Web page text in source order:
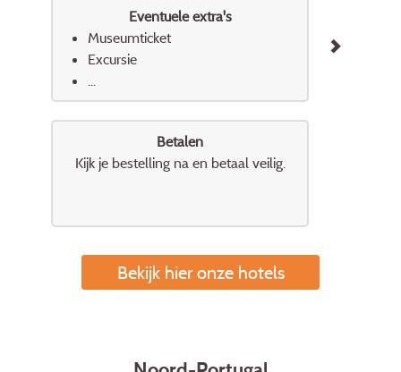
Eventuele extra's
Museumticket
Excursie
Betalen
Kijk je bestelling na en betaal veilig.
Bekijk hier onze hotels